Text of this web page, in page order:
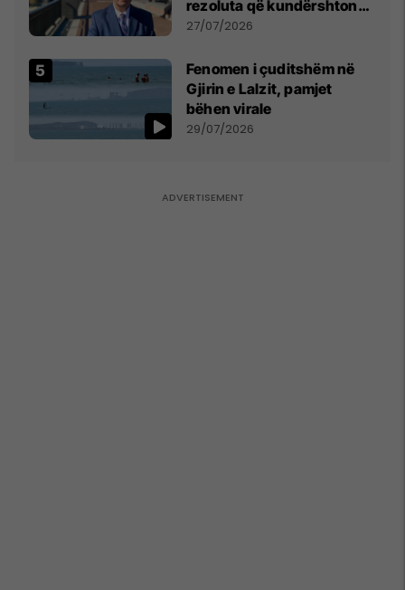
rezoluta që kundërshton
mbajtjen e Asamblesë
në Beograd
27/07/2026
Fenomen i çuditshëm në
Gjirin e Lalzit, pamjet
bëhen virale
29/07/2026